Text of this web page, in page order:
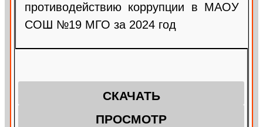
противодействию коррупции в МАОУ
СОШ №19 МГО за 2024 год
СКАЧАТЬ
ПРОСМОТР